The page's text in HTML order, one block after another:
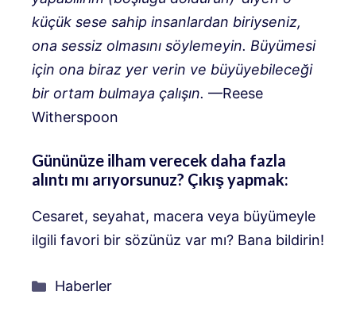
küçük sese sahip insanlardan biriyseniz,
ona sessiz olmasını söylemeyin. Büyümesi
için ona biraz yer verin ve büyüyebileceği
bir ortam bulmaya çalışın. —Reese
Witherspoon
Gününüze ilham verecek daha fazla
alıntı mı arıyorsunuz? Çıkış yapmak:
Cesaret, seyahat, macera veya büyümeyle
ilgili favori bir sözünüz var mı? Bana bildirin!
Kategoriler
Haberler